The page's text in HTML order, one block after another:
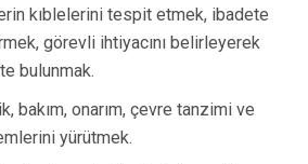
kıblelerini tespit etmek, ibadete
görevli ihtiyacını belirleyerek
bulunmak.
bakım, onarım, çevre tanzimi ve
yürütmek.